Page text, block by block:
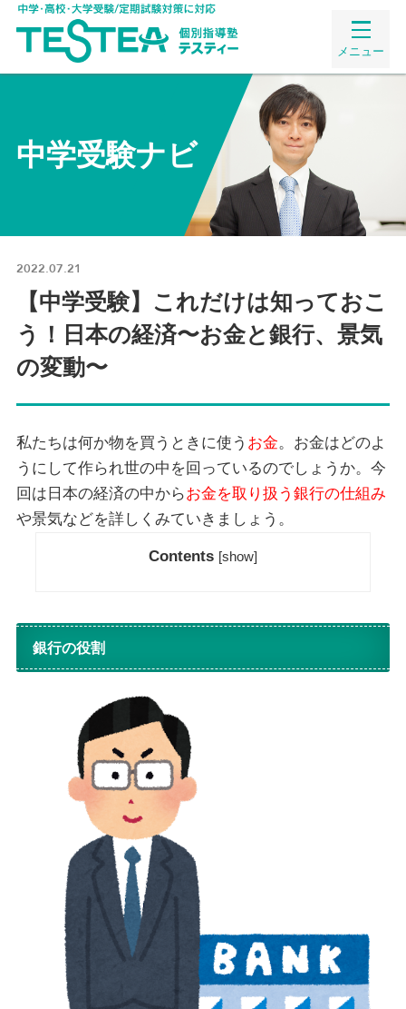
メニュー
中学受験ナビ
2022.07.21
【中学受験】これだけは知っておこ
う！日本の経済〜お金と銀行、景気
の変動〜
私たちは何か物を買うときに使う お金。お金はどのよ
うにして作られ世の中を回っているのでしょうか。今
回は日本の経済の中からお金を取り扱う銀行の仕組み
や景気などを詳しくみていきましょう。
Contents [show]
銀行の役割